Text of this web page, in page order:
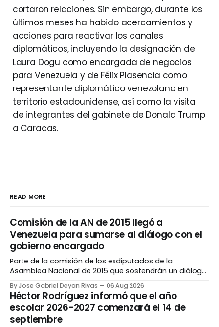
cortaron relaciones. Sin embargo, durante los
últimos meses ha habido acercamientos y
acciones para reactivar los canales
diplomáticos, incluyendo la designación de
Laura Dogu como encargada de negocios
para Venezuela y de Félix Plasencia como
representante diplomático venezolano en
territorio estadounidense, así como la visita
de integrantes del gabinete de Donald Trump
a Caracas.
READ MORE
Comisión de la AN de 2015 llegó a
Venezuela para sumarse al diálogo con el
gobierno encargado
Parte de la comisión de los exdiputados de la
Asamblea Nacional de 2015 que sostendrán un diálogo
del miércoles, 05 de agosto, en un vuelo procedente de
España. Entre las figuras presentes en el viaje que
aterrizó en el Aeropuerto Internacional
By Jose Gabriel Deyan Rivas 06 Aug 2026
Héctor Rodríguez informó que el año
escolar 2026-2027 comenzará el 14 de
septiembre